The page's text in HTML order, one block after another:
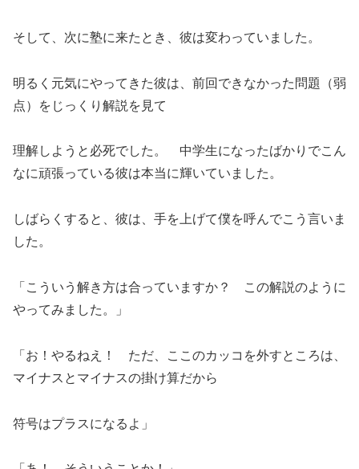
そして、次に塾に来たとき、彼は変わっていました。
明るく元気にやってきた彼は、前回できなかった問題（弱
点）をじっくり解説を見て
理解しようと必死でした。 中学生になったばかりでこん
なに頑張っている彼は本当に輝いていました。
しばらくすると、彼は、手を上げて僕を呼んでこう言いま
した。
「こういう解き方は合っていますか？ この解説のように
やってみました。」
「お！やるねえ！ ただ、ここのカッコを外すところは、
マイナスとマイナスの掛け算だから
符号はプラスになるよ」